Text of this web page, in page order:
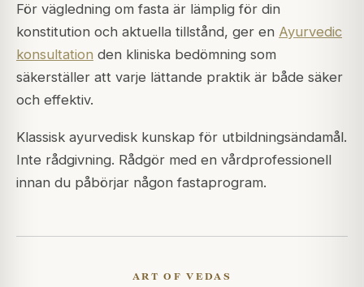
För vägledning om fasta är lämplig för din
konstitution och aktuella tillstånd, ger en Ayurvedic
konsultation den kliniska bedömning som
säkerställer att varje lättande praktik är både säker
och effektiv.
Klassisk ayurvedisk kunskap för utbildningsändamål.
Inte rådgivning. Rådgör med en vårdprofessionell
innan du påbörjar någon fastaprogram.
ART OF VEDAS